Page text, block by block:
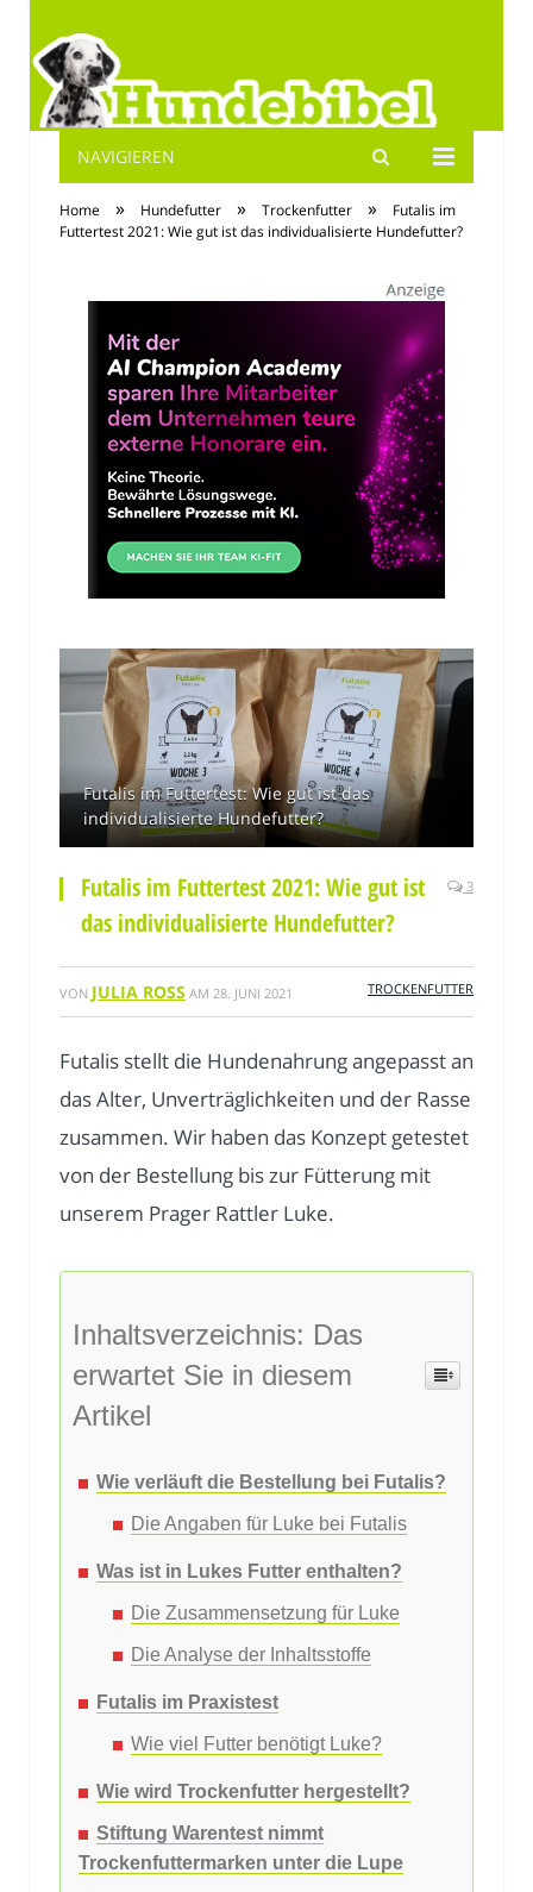
Hundebibel.de
NAVIGIEREN
Home » Hundefutter » Trockenfutter »
Futalis im
Futtertest 2021: Wie gut ist das individualisierte Hundefutter?
Futalis im Futtertest: Wie gut ist das
individualisierte Hundefutter?
Futalis im Futtertest 2021: Wie gut ist
das individualisierte Hundefutter?
3
VON JULIA ROSS AM 28. JUNI 2021 TROCKENFUTTER
Futalis stellt die Hundenahrung angepasst an
das Alter, Unverträglichkeiten und der Rasse
zusammen. Wir haben das Konzept getestet
von der Bestellung bis zur Fütterung mit
unserem Prager Rattler Luke.
Inhaltsverzeichnis: Das
erwartet Sie in diesem
Artikel
Wie verläuft die Bestellung bei Futalis?
Die Angaben für Luke bei Futalis
Was ist in Lukes Futter enthalten?
Die Zusammensetzung für Luke
Die Analyse der Inhaltsstoffe
Futalis im Praxistest
Wie viel Futter benötigt Luke?
Wie wird Trockenfutter hergestellt?
Stiftung Warentest nimmt
Trockenfuttermarken unter die Lupe